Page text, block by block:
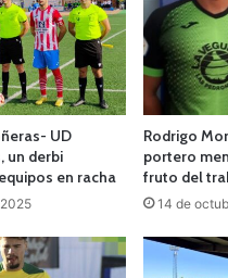
UD
un derbi
en racha
Rodrigo
portero
fruto del
14 de